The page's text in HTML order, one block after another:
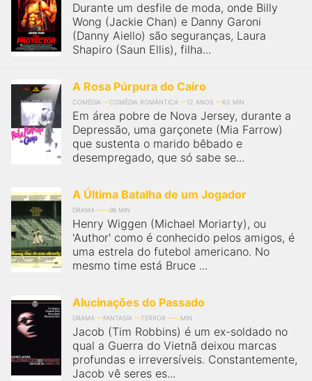
Durante um desfile de moda, onde Billy
Wong (Jackie Chan) e Danny Garoni
(Danny Aiello) são seguranças, Laura
Shapiro (Saun Ellis), filha...
A Rosa Púrpura do Cairo
COMÉDIA COMÉDIA ROMÂNTICA 12 ANOS 82 MIN
Em área pobre de Nova Jersey, durante a
Depressão, uma garçonete (Mia Farrow)
que sustenta o marido bêbado e
desempregado, que só sabe se...
A Última Batalha de um Jogador
DRAMA 96 MIN
Henry Wiggen (Michael Moriarty), ou
'Author' como é conhecido pelos amigos, é
uma estrela do futebol americano. No
mesmo time está Bruce ...
Alucinações do Passado
DRAMA FANTASIA TERROR MIN
Jacob (Tim Robbins) é um ex-soldado no
qual a Guerra do Vietnã deixou marcas
profundas e irreversíveis. Constantemente,
Jacob vê seres es...